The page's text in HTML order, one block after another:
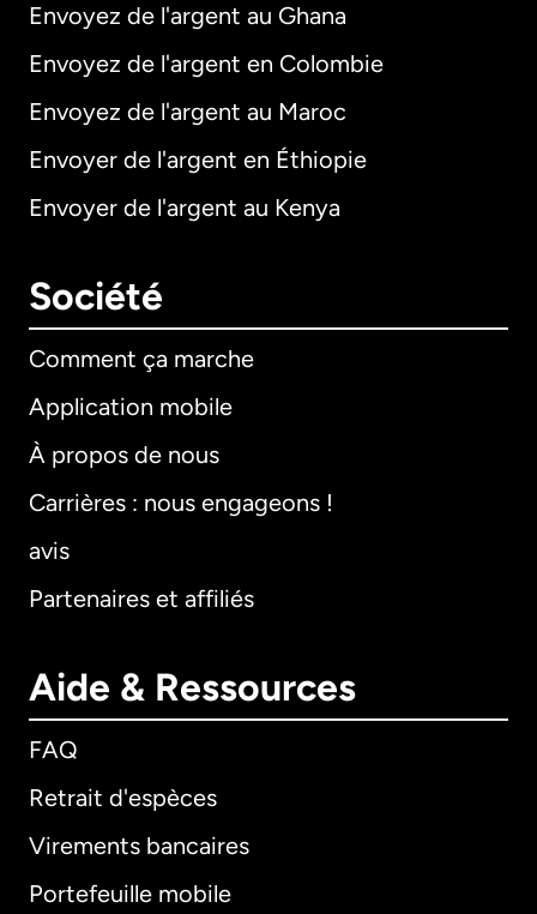
Envoyez de l'argent au Ghana
Envoyez de l'argent en Colombie
Envoyez de l'argent au Maroc
Envoyer de l'argent en Éthiopie
Envoyer de l'argent au Kenya
Société
Comment ça marche
Application mobile
À propos de nous
Carrières : nous engageons !
avis
Partenaires et affiliés
Aide & Ressources
FAQ
Retrait d'espèces
Virements bancaires
Portefeuille mobile